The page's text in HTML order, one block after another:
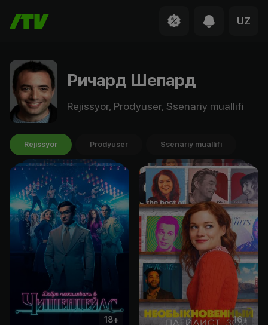
UZ
Ричард Шепард
Rejissyor, Prodyuser, Ssenariy muallifi
Rejissyor Prodyuser Ssenariy muallifi
18+ 16+